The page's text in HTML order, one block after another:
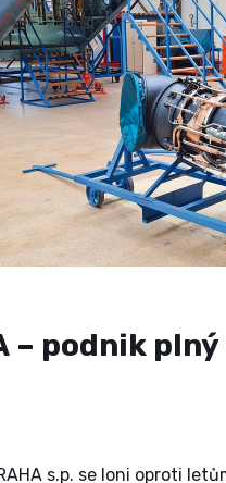
– podnik
s.p. se loni oproti